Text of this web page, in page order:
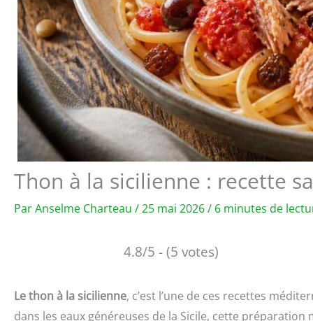
Thon à la sicilienne : recette
ParAnselme Charteau /25 mai 2026/ 6 minutes de
4.8/5 - (5 votes)
Le thon à la sicilienne, c’est l’une de ces recettes
dans les eaux généreuses de la Sicile, cette